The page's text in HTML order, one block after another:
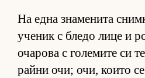
На една зна­ме­нита
уче­ник с бледо лице и
оча­рова с го­ле­мите си
райни очи; очи, ко­ито